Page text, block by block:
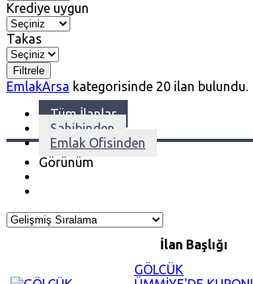
Krediye uygun
Takas
Filtrele
EmlakArsa kategorisinde 20 ilan bulundu.
Tüm İlanlar
Sahibinden
Emlak Ofisinden
Görünüm
İlan Başlığı
GÖLCÜK